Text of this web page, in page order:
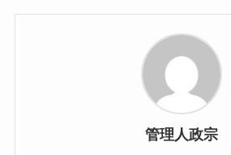
管理人政宗